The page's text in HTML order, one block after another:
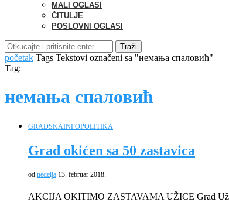
MALI OGLASI
ČITULJE
POSLOVNI OGLASI
Traži
početak Tags Tekstovi označeni sa "немања спаловић"
Tag:
немања спаловић
GRADSKAINFOPOLITIKA
Grad okićen sa 50 zastavica
od nedelja 13. februar 2018.
AKCIJA OKITIMO ZASTAVAMA UŽICE Grad